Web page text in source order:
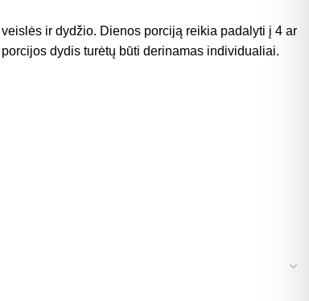
ir dydžio. Dienos porciją reikia padalyti į 4 ar
dydis turėtų būti derinamas individualiai.